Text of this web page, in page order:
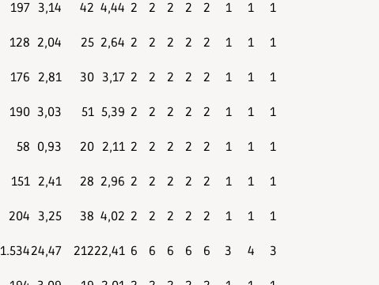
197 3,14 42 4,44 2 2 2 2 2 1 1 1
128 2,04 25 2,64 2 2 2 2 2 1 1 1
176 2,81 30 3,17 2 2 2 2 2 1 1 1
190 3,03 51 5,39 2 2 2 2 2 1 1 1
58 0,93 20 2,11 2 2 2 2 2 1 1 1
151 2,41 28 2,96 2 2 2 2 2 1 1 1
204 3,25 38 4,02 2 2 2 2 2 1 1 1
1.53424,47 21222,41 6 6 6 6 6 3 4 3